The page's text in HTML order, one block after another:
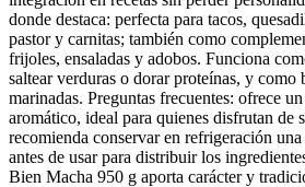
donde destaca: perfecta para tacos,
pastor y carnitas; también como
frijoles, ensaladas y adobos. Funciona
saltear verduras o dorar proteínas, y como
marinadas. Preguntas frecuentes: ofrece
aromático, ideal para quienes disfrutan de
recomienda conservar en refrigeración
antes de usar para distribuir los
Bien Macha 950 g aporta carácter y